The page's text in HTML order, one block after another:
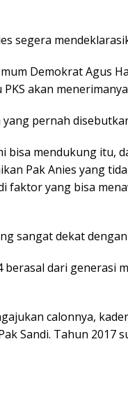
segera
Demokrat Agus
akan
pernah
bisa mendukung itu,
Pak Anies yang
faktor yang bisa
sangat dekat
dari generasi
calonnya,
Sandi. Tahun 2017